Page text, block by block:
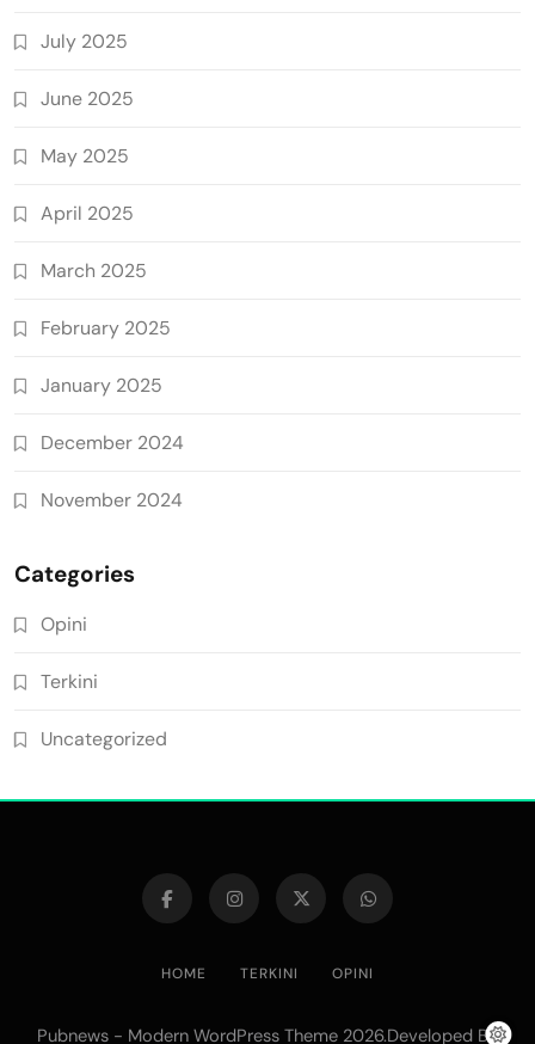
July 2025
June 2025
May 2025
April 2025
March 2025
February 2025
January 2025
December 2024
November 2024
Categories
Opini
Terkini
Uncategorized
HOME TERKINI OPINI
Pubnews - Modern WordPress Theme 2026.Developed By